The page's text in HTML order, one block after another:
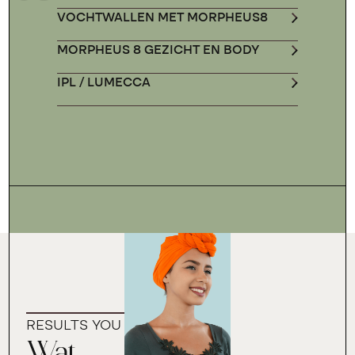
VOCHTWALLEN MET MORPHEUS8
MORPHEUS 8 GEZICHT EN BODY
IPL / LUMECCA
RESULTS YOU CAN TRUST